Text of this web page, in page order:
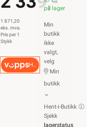
1 871,20
eks. mva.
Pris per 1
Stykk
Hurtigkasse
på lager
Min
butikk
ikke
valgt,
velg
Min
butikk
Hent-i-Butikk
Sjekk
lagerstatus